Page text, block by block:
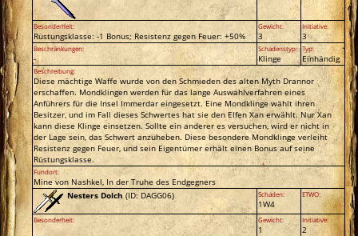
Besonderheit:
Rüstungsklasse: -1 Bonus; Resistenz gegen Feuer: +50%
Gewicht:
3
Initiative:
3
Beschränkungen:
-
Schadenstyp:
Klinge
Typ:
Einhändig
Beschreibung:
Diese mächtige Waffe wurde von den Schmieden des alten Myth Drannor
erschaffen. Mondklingen werden für das lange Auswahlverfahren eines
Anführers für die Insel Immerdar eingesetzt. Eine Mondklinge wählt ihren
Besitzer, und im Fall dieses Schwertes hat sie den Elfen Xan erwählt. Nur Xan
kann diese Klinge einsetzen. Sollte ein anderer es versuchen, wird er nicht in
der Lage sein, das Schwert anzuheben. Diese besondere Mondklinge verleiht
Resistenz gegen Feuer, und sein Eigentümer erhält einen Bonus auf seine
Rüstungsklasse.
Fundort:
Mine von Nashkel, In der Truhe des Endgegners
Nesters Dolch(ID: DAGG06) Schaden:
1W4
ETWO:
Besonderheit: Gewicht:
1
Initiative:
2